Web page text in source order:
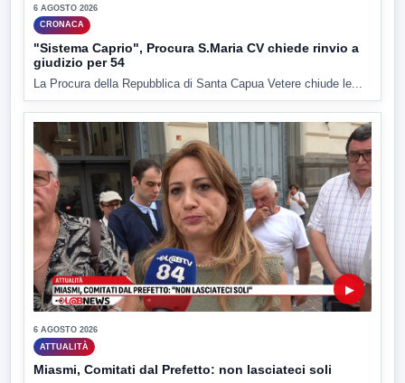
6 AGOSTO 2026
CRONACA
"Sistema Caprio", Procura S.Maria CV chiede rinvio a
giudizio per 54
La Procura della Repubblica di Santa Capua Vetere chiude le...
▶
6 AGOSTO 2026
ATTUALITÀ
Miasmi, Comitati dal Prefetto: non lasciateci soli